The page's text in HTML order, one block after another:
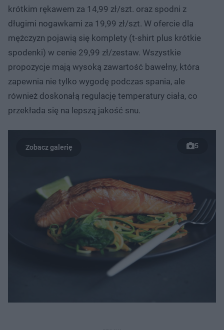
krótkim rękawem za 14,99 zł/szt. oraz spodni z
długimi nogawkami za 19,99 zł/szt. W ofercie dla
mężczyzn pojawią się komplety (t-shirt plus krótkie
spodenki) w cenie 29,99 zł/zestaw. Wszystkie
propozycje mają wysoką zawartość bawełny, która
zapewnia nie tylko wygodę podczas spania, ale
również doskonałą regulację temperatury ciała, co
przekłada się na lepszą jakość snu.
5